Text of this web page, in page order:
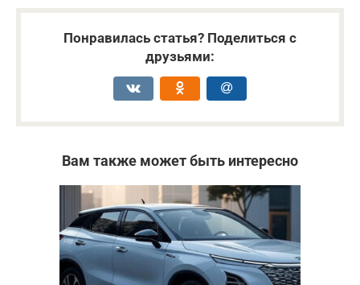
Понравилась статья? Поделиться с
друзьями:
Вам также может быть интересно